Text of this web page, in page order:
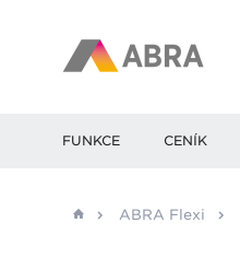
FUNKCE CENÍK
ABRA Flexi